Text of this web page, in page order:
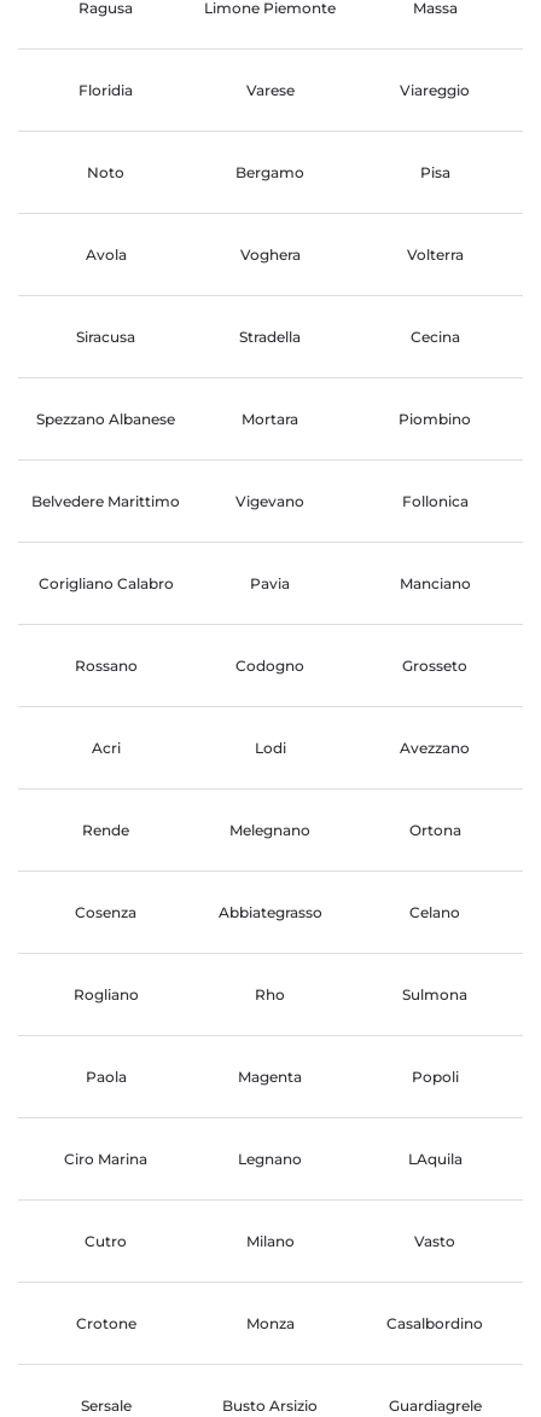
Ragusa Limone Piemonte Massa
Floridia Varese Viareggio
Noto Bergamo Pisa
Avola Voghera Volterra
Siracusa Stradella Cecina
Spezzano Albanese Mortara Piombino
Belvedere Marittimo Vigevano Follonica
Corigliano Calabro Pavia Manciano
Rossano Codogno Grosseto
Acri Lodi Avezzano
Rende Melegnano Ortona
Cosenza Abbiategrasso Celano
Rogliano Rho Sulmona
Paola Magenta Popoli
Ciro Marina Legnano LAquila
Cutro Milano Vasto
Crotone Monza Casalbordino
Sersale Busto Arsizio Guardiagrele